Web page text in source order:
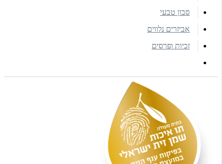
סבון טבעי
אביזרים נלווים
זכיות ופרסים